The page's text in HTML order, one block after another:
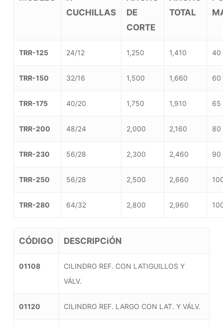
CUCHILLAS
DE
CORTE
TOTAL
TRR-125 24/12 1,250 1,410 40
TRR-150 32/16 1,500 1,660 60
TRR-175 40/20 1,750 1,910 65
TRR-200 48/24 2,000 2,160 80
TRR-230 56/28 2,300 2,460 90
TRR-250 56/28 2,500 2,660
TRR-280 64/32 2,800 2,960
CÓDIGO DESCRIPCiÓN
01108
CILINDRO REF. CON LATIGUILLOS Y
VÁLV.
01120 CILINDRO REF. LARGO CON LAT. Y VÁLV.